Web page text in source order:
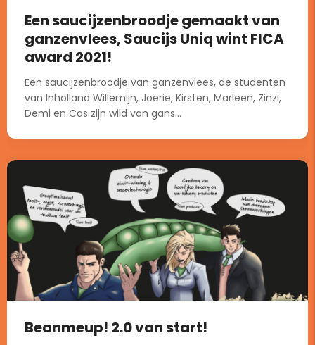
Een saucijzenbroodje gemaakt van
ganzenvlees, Saucijs Uniq wint FICA
award 2021!
Een saucijzenbroodje van ganzenvlees, de studenten
van Inholland Willemijn, Joerie, Kirsten, Marleen, Zinzi,
Demi en Cas zijn wild van gans...
Beanmeup! 2.0 van start!